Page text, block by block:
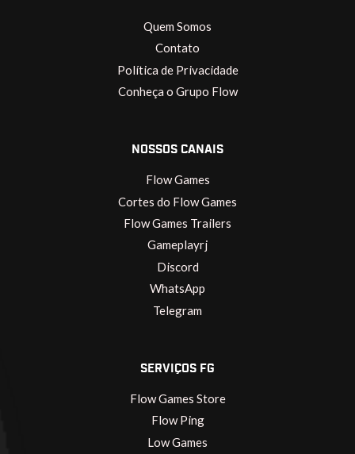
Quem Somos
Contato
Política de Privacidade
Conheça o Grupo Flow
NOSSOS CANAIS
Flow Games
Cortes do Flow Games
Flow Games Trailers
Gameplayrj
Discord
WhatsApp
Telegram
SERVIÇOS FG
Flow Games Store
Flow Ping
Low Games